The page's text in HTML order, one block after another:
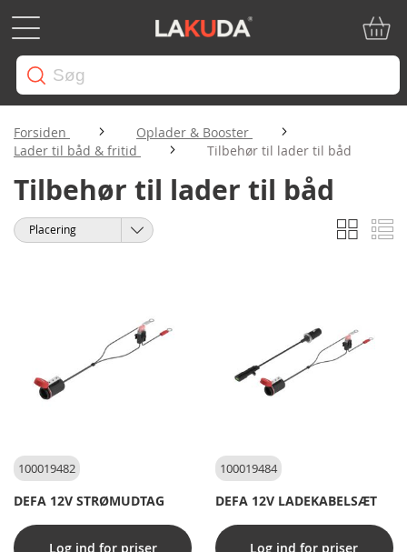
Forsiden
Oplader & Booster
Lader til båd & fritid
Tilbehør til lader til båd
Tilbehør til lader til båd
Vis
som
Gitter
Sorter
100019482
DEFA 12V STRØMUDTAG
Log ind for priser
100019484
DEFA 12V LADEKABELSÆT
Log ind for priser